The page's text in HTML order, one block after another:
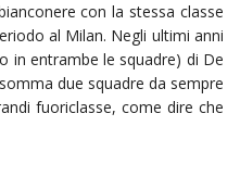
con la stessa classe
al Milan. Negli ultimi anni
in entrambe le squadre) di De
due squadre da sempre
fuoriclasse, come dire che